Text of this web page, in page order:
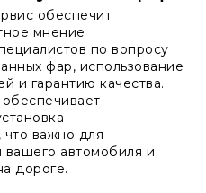
обеспечит
мнение
по вопросу
фар, использование
и гарантию качества.
важно для
вашего автомобиля и
дороге.